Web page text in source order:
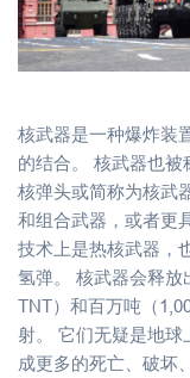
核武器是一种爆炸装
的结合。 核武器也被
核弹头或简称为核武
和组合武器，或者更
技术上是热核武器，
氢弹。 核武器会释放
TNT）和百万吨（
射。 它们无疑是地球
成更多的死亡、破坏